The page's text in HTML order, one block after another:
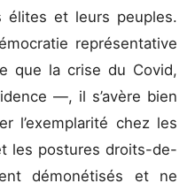
élites et leurs peuples.
représentative
que la crise du Covid,
—, il s’avère bien
l’exemplarité chez les
les postures droits-de-
démonétisés et ne